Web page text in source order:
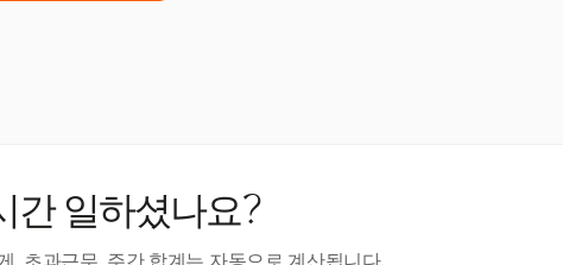
간 일하셨나요?